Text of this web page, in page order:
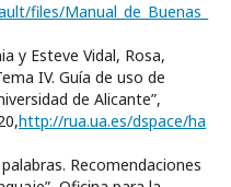
files/Manual_de_Buenas_
y Esteve Vidal, Rosa,
IV. Guía de uso de
de Alicante”,
http://rua.ua.es/dspace/ha
Recomendaciones